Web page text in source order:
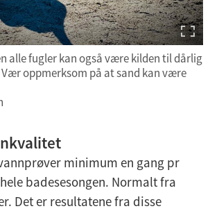
alle fugler kan også være kilden til dårlig
oppmerksom på at sand kan være
minimum en gang pr
badesesongen. Normalt fra
Det er resultatene fra disse